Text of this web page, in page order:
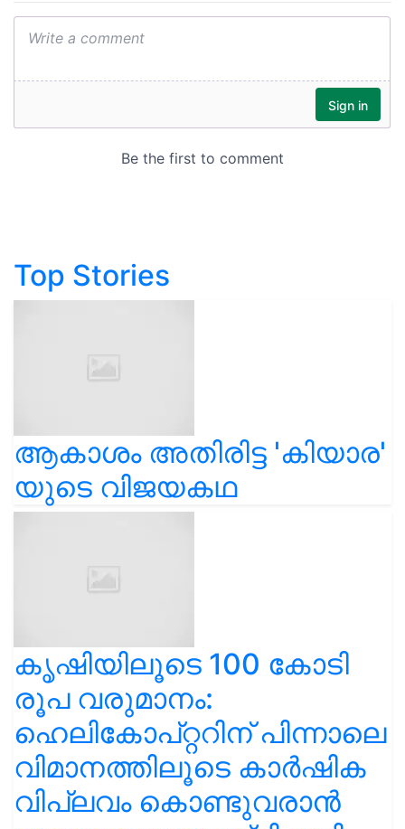
Top Stories
ആകാശം അതിരിട്ട 'കിയാര'
യുടെ വിജയകഥ
കൃഷിയിലൂടെ 100 കോടി
രൂപ വരുമാനം:
ഹെലികോപ്റ്ററിന് പിന്നാലെ
വിമാനത്തിലൂടെ കാർഷിക
വിപ്ലവം കൊണ്ടുവരാൻ